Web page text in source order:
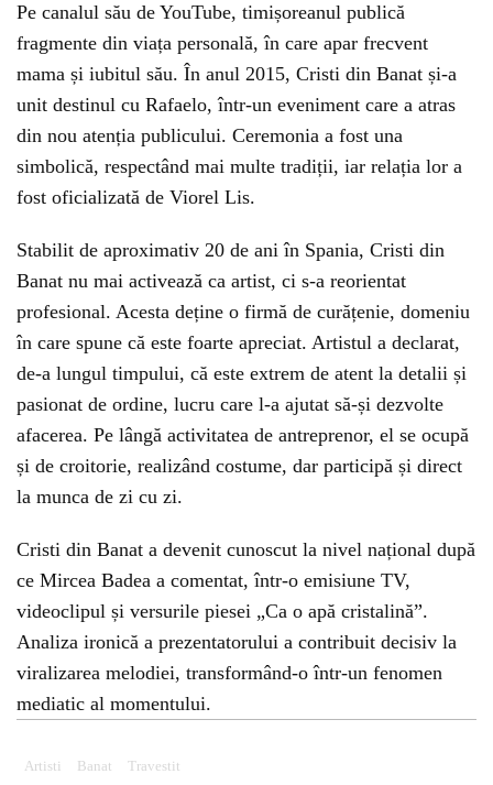
Pe canalul său de YouTube, timișoreanul publică
fragmente din viața personală, în care apar frecvent
mama și iubitul său. În anul 2015, Cristi din Banat și-a
unit destinul cu Rafaelo, într-un eveniment care a atras
din nou atenția publicului. Ceremonia a fost una
simbolică, respectând mai multe tradiții, iar relația lor a
fost oficializată de Viorel Lis.
Stabilit de aproximativ 20 de ani în Spania, Cristi din
Banat nu mai activează ca artist, ci s-a reorientat
profesional. Acesta deține o firmă de curățenie, domeniu
în care spune că este foarte apreciat. Artistul a declarat,
de-a lungul timpului, că este extrem de atent la detalii și
pasionat de ordine, lucru care l-a ajutat să-și dezvolte
afacerea. Pe lângă activitatea de antreprenor, el se ocupă
și de croitorie, realizând costume, dar participă și direct
la munca de zi cu zi.
Cristi din Banat a devenit cunoscut la nivel național după
ce Mircea Badea a comentat, într-o emisiune TV,
videoclipul și versurile piesei „Ca o apă cristalină”.
Analiza ironică a prezentatorului a contribuit decisiv la
viralizarea melodiei, transformând-o într-un fenomen
mediatic al momentului.
Artisti Banat Travestit